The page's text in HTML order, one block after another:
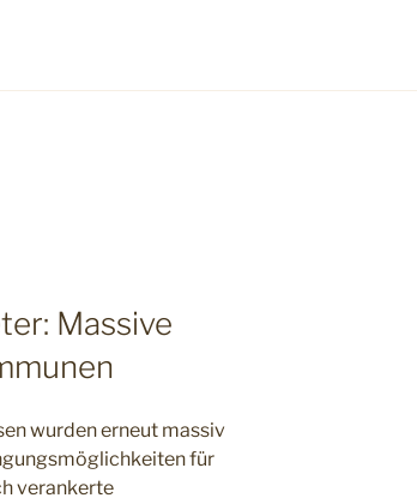
Massive
wurden erneut massiv
für
verankerte